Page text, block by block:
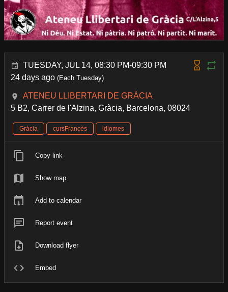
TUESDAY, JUL 14, 08:30 PM-09:30 PM
24 days ago (Each Tuesday)
ATENEU LLIBERTARI DE GRÀCIA
5 B2, Carrer de l'Alzina, Gràcia, Barcelona, 08024
Gràcia cursFrancès idiomes
Copy link
Show map
Add to calendar
Report event
Download flyer
Embed